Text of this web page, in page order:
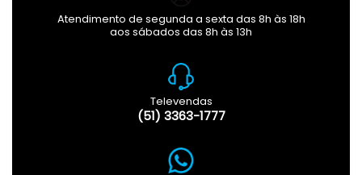
Atendimento de segunda a sexta das 8h às 18h
aos sábados das 8h às 13h
Televendas
(51) 3363-1777